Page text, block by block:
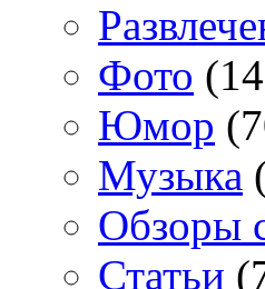
Фото
Юмор
Музыка
Обзоры
Статьи